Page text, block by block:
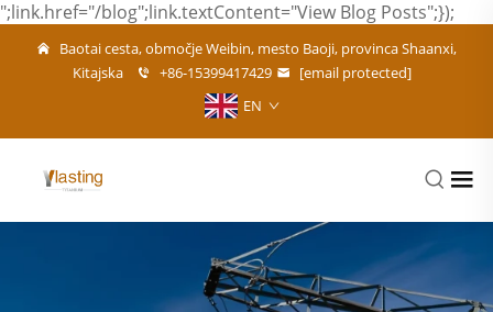
";link.href="/blog";link.textContent="View Blog Posts";});
Baotai cesta, območje Weibin, mesto Baoji, provinca Shaanxi,
Kitajska
+86-15399417429
[email protected]
EN